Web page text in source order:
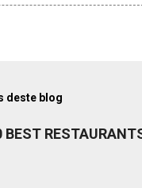
deste blog